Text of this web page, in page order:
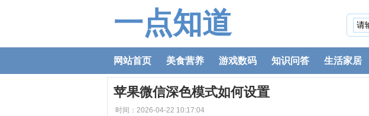
一点知道
网站首页 美食营养 游戏数码 知识问答 生活家居
苹果微信深色模式如何设置
时间：2026-04-22 10:17:04